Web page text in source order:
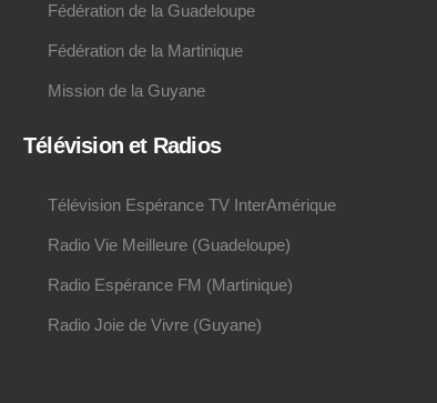
Fédération de la Guadeloupe
Fédération de la Martinique
Mission de la Guyane
Télévision et Radios
Télévision Espérance TV InterAmérique
Radio Vie Meilleure (Guadeloupe)
Radio Espérance FM (Martinique)
Radio Joie de Vivre (Guyane)